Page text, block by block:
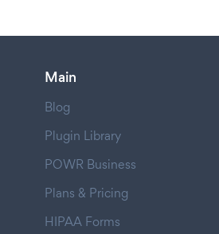
Main
Blog
Plugin Library
POWR Business
Plans & Pricing
HIPAA Forms